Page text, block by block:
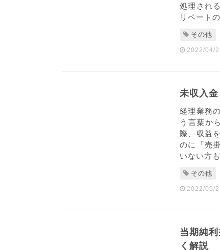
処理され
リベート
その他
2022/04/
未収入
経理業務
う言葉か
際、収益
のに「売
いない方
その他
2022/09/
当期純
く解説